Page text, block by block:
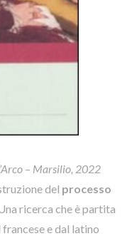
– Marsilio, 2022
del processo
Una ricerca che è partita
e dal latino